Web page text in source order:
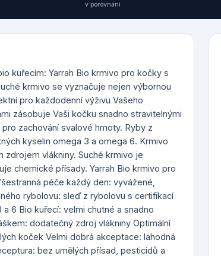
v porovnání
kuřecím: Yarrah Bio krmivo pro kočky s
krmivo se vyznačuje nejen výbornou
pro každodenní výživu Vašeho
zásobuje Vaši kočku snadno stravitelnými
zachování svalové hmoty. Ryby z
kyselin omega 3 a omega 6. Krmivo
vlákniny. Suché krmivo je
chemické přísady. Yarrah Bio krmivo pro
péče každý den: vyvážené,
rybolovu: sleď z rybolovu s certifikací
6 Bio kuřecí: velmi chutné a snadno
dodatečný zdroj vlákniny Optimální
koček Velmi dobrá akceptace: lahodná
bez umělých přísad, pesticidů a